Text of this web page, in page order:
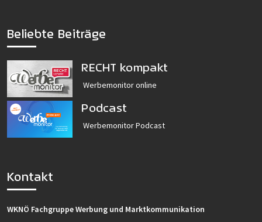
Beliebte Beiträge
RECHT kompakt
Werbemonitor online
Podcast
Werbemonitor Podcast
Kontakt
WKNÖ Fachgruppe Werbung und Marktkommunikation